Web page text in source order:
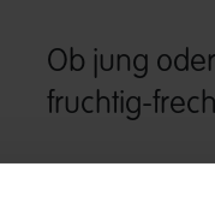
Ob jung
fruchtig-
Kaubonbon Streifen in